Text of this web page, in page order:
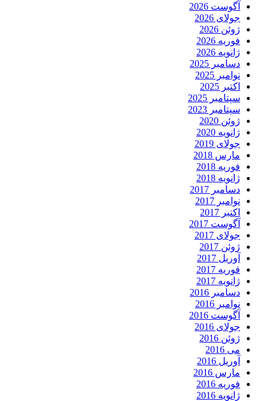
آگوست 2026
جولای 2026
ژوئن 2026
فوریه 2026
ژانویه 2026
دسامبر 2025
نوامبر 2025
اکتبر 2025
سپتامبر 2025
سپتامبر 2023
ژوئن 2020
ژانویه 2020
جولای 2019
مارس 2018
فوریه 2018
ژانویه 2018
دسامبر 2017
نوامبر 2017
اکتبر 2017
آگوست 2017
جولای 2017
ژوئن 2017
آوریل 2017
فوریه 2017
ژانویه 2017
دسامبر 2016
نوامبر 2016
آگوست 2016
جولای 2016
ژوئن 2016
می 2016
آوریل 2016
مارس 2016
فوریه 2016
ژانویه 2016